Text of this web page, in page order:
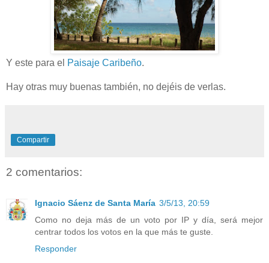
Y este para el Paisaje Caribeño.
Hay otras muy buenas también, no dejéis de verlas.
Compartir
2 comentarios:
Ignacio Sáenz de Santa María 3/5/13, 20:59
Como no deja más de un voto por IP y día, será mejor
centrar todos los votos en la que más te guste.
Responder